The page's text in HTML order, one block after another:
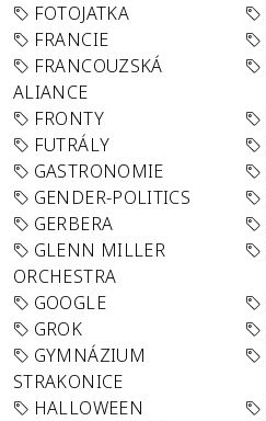
FOTOJATKA
FRANCIE
FRANCOUZSKÁ
ALIANCE
FRONTY
FUTRÁLY
GASTRONOMIE
GENDER-POLITICS
GERBERA
GLENN MILLER
ORCHESTRA
GOOGLE
GROK
GYMNÁZIUM
STRAKONICE
HALLOWEEN